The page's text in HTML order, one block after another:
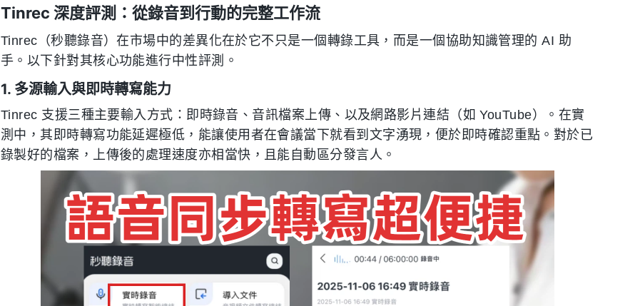
Tinrec 深度評測：從錄音到行動的完整工作流
Tinrec（秒聽錄音）在市場中的差異化在於它不只是一個轉錄工具，而是一個協助知識管理的 AI 助
手。以下針對其核心功能進行中性評測。
1. 多源輸入與即時轉寫能力
Tinrec 支援三種主要輸入方式：即時錄音、音訊檔案上傳、以及網路影片連結（如 YouTube）。在實
測中，其即時轉寫功能延遲極低，能讓使用者在會議當下就看到文字湧現，便於即時確認重點。對於已
錄製好的檔案，上傳後的處理速度亦相當快，且能自動區分發言人。